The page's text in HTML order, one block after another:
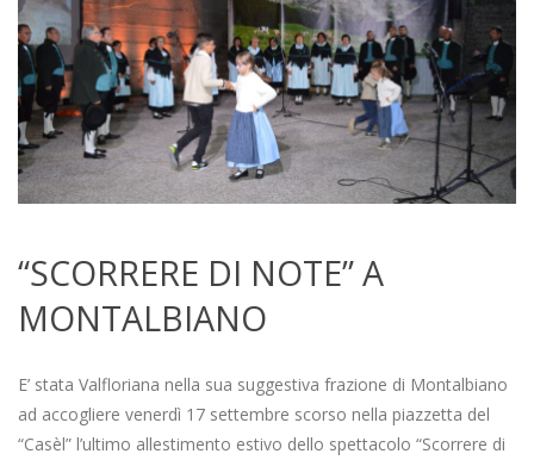
“SCORRERE DI NOTE” A
MONTALBIANO
09-
26
E’ stata Valfloriana nella sua suggestiva frazione di Montalbiano
ad accogliere venerdì 17 settembre scorso nella piazzetta del
“Casèl” l’ultimo allestimento estivo dello spettacolo “Scorrere di